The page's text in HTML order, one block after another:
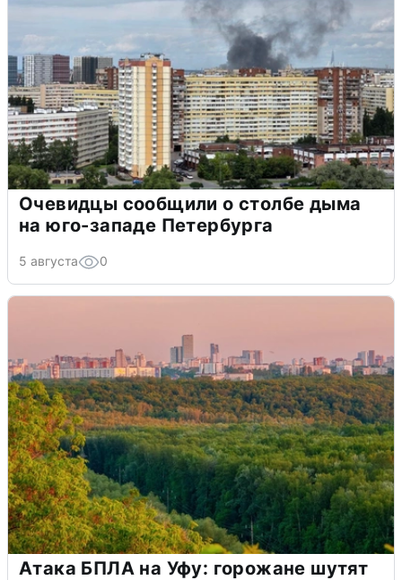
Очевидцы сообщили о столбе дыма
на юго-западе Петербурга
5 августа 0
Атака БПЛА на Уфу: горожане шутят